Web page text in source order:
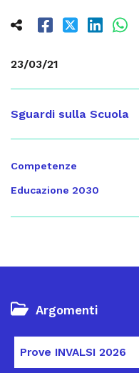
23/03/21
Sguardi sulla Scuola
Competenze
Educazione 2030
Argomenti
Prove INVALSI 2026